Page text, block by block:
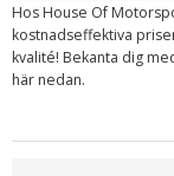
Hos House Of
kostnadseffektiva
kvalité! Bekanta dig
här nedan.